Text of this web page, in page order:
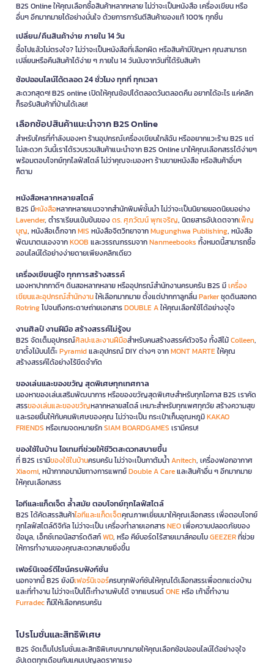
B2S Online ให้คุณเลือกซื้อสินค้าหลากหลาย ไม่ว่าจะเป็นหนังสือ เครื่องเขียน หรือ
อื่นๆ อีกมากมายได้อย่างมั่นใจ ด้วยการการันตีสินค้าของแท้ 100% ทุกชิ้น
เปลี่ยน/คืนสินค้าง่าย ภายใน 14 วัน
ซื้อไปแล้วไม่ตรงใจ? ไม่ว่าจะเป็นหนังสือที่เลือกผิด หรือสินค้ามีปัญหา คุณสามารถ
เปลี่ยนหรือคืนสินค้าได้ง่าย ๆ ภายใน 14 วันนับจากวันที่ได้รับสินค้า
ช้อปออนไลน์ได้ตลอด 24 ชั่วโมง ทุกที่ ทุกเวลา
สะดวกสุดๆ! B2S online เปิดให้คุณช้อปได้ตลอดวันตลอดคืน อยากได้อะไร แค่คลิก
ก็รอรับสินค้าที่บ้านได้เลย!
เลือกช้อปสินค้าแนะนำจาก B2S Online
สำหรับใครที่กำลังมองหา ร้านอุปกรณ์เครื่องเขียนใกล้ฉัน หรืออยากแวะร้าน B2S แต่
ไม่สะดวก วันนี้เราได้รวบรวมสินค้าแนะนำจาก B2S Online มาให้คุณเลือกสรรได้ง่ายๆ
พร้อมตอบโจทย์ทุกไลฟ์สไตล์ ไม่ว่าคุณจะมองหา ร้านขายหนังสือ หรือสินค้าอื่นๆ
ก็ตาม
หนังสือหลากหลายสไตล์
B2S มีหนังสือหลากหลายแนวจากสำนักพิมพ์ชั้นนำ ไม่ว่าจะเป็นนิยายยอดนิยมอย่าง
Lavender, ตำราเรียนเข้มข้นของดร. ศุภวัฒน์ พุกเจริญ, นิตยสารอัปเดตจากเพ็ญ
บุญ, หนังสือเด็กจากMIS หนังสือจิตวิทยาจากMugunghwa Publishing, หนังสือ
พัฒนาตนเองจากKOOB และวรรณกรรมจากNanmeebooks ทั้งหมดนี้สามารถซื้อ
ออนไลน์ได้อย่างง่ายดายเพียงคลิกเดียว
เครื่องเขียนคู่ใจ ทุกการสร้างสรรค์
มองหาปากกาดีๆ ดินสอหลากหลาย หรืออุปกรณ์สำนักงานครบครัน B2S มีเครื่อง
เขียนและอุปกรณ์สำนักงานให้เลือกมากมาย ตั้งแต่ปากกาลูกลื่นParkerชุดดินสอกด
Rotringไปจนถึงกระดาษถ่ายเอกสารDOUBLE Aให้คุณเลือกใช้ได้อย่างจุใจ
งานศิลป์ งานฝีมือ สร้างสรรค์ไม่รู้จบ
B2S จัดเต็มอุปกรณ์ศิลปะและงานฝีมือสำหรับคนสร้างสรรค์ตัวจริง ทั้งสีไม้Colleen,
ขาตั้งไม้บนโต๊ะPyramidและอุปกรณ์ DIY ต่างๆ จากMONT MARTEให้คุณ
สร้างสรรค์ได้อย่างไร้ขีดจำกัด
ของเล่นและของขวัญ สุดพิเศษทุกเทศกาล
มองหาของเล่นเสริมพัฒนาการ หรือของขวัญสุดพิเศษสำหรับทุกโอกาส B2S เราคัด
สรรของเล่นและของขวัญหลากหลายสไตล์ เหมาะสำหรับทุกเพศทุกวัย สร้างความสุข
และรอยยิ้มให้กับคนพิเศษของคุณ ไม่ว่าจะเป็น กระเป๋าเก็บอุณหภูมิKAKAO
FRIENDS หรือเกมจดหมายรักSIAM BOARDGAMES เรามีครบ!
ของใช้ในบ้าน ไอเทมที่ช่วยให้ชีวิตสะดวกสบายขึ้น
ที่ B2S เรามีของใช้ในบ้านครบครัน ไม่ว่าจะเป็นกาต้มน้ำAnitech, เครื่องฟอกอากาศ
Xiaomi, หน้ากากอนามัยทางการแพทย์Double A Careและสินค้าอื่น ๆ อีกมากมาย
ให้คุณเลือกสรร
ไอทีและแก็ดเจ็ต ล้ำสมัย ตอบโจทย์ทุกไลฟ์สไตล์
B2S ได้คัดสรรสินค้าไอทีและแก็ดเจ็ตคุณภาพเยี่ยมมาให้คุณเลือกสรร เพื่อตอบโจทย์
ทุกไลฟ์สไตล์ดิจิทัล ไม่ว่าจะเป็น เครื่องทำลายเอกสารNEOเพื่อความปลอดภัยของ
ข้อมูล, เอ็กซ์เทอนัลฮาร์ดดิสก์WD, หรือ คีย์บอร์ดไร้สายเมาส์คอมโบGEEZERที่ช่วย
ให้การทำงานของคุณสะดวกสบายยิ่งขึ้น
เฟอร์นิเจอร์ดีไซน์ครบฟังก์ชั่น
นอกจากนี้ B2S ยังมีเฟอร์นิเจอร์ครบทุกฟังก์ชันให้คุณได้เลือกสรรเพื่อตกแต่งบ้าน
และที่ทำงาน ไม่ว่าจะเป็นโต๊ะทำงานพับได้ จากแบรนด์ONEหรือ เก้าอี้ทำงาน
Furradecก็มีให้เลือกครบครัน
โปรโมชั่นและสิทธิพิเศษ
B2S จัดเต็มโปรโมชั่นและสิทธิพิเศษมากมายให้คุณเลือกช้อปออนไลน์ได้อย่างจุใจ
อัปเดตทุกเดือนกับแคมเปญลดราคาแรง